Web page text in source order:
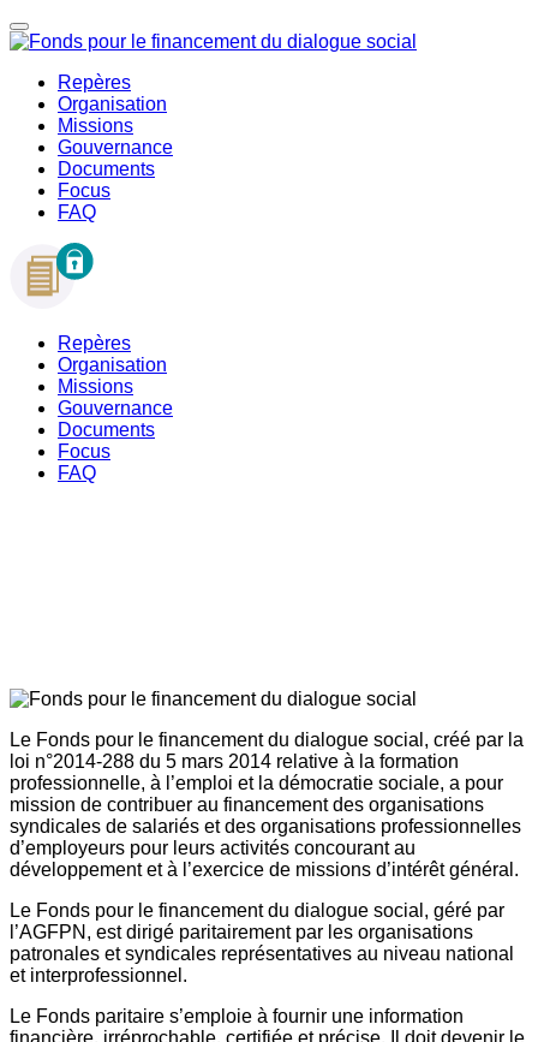
Repères
Organisation
Missions
Gouvernance
Documents
Focus
FAQ
Repères
Organisation
Missions
Gouvernance
Documents
Focus
FAQ
Le Fonds pour le financement du dialogue social, créé par la
loi n°2014-288 du 5 mars 2014 relative à la formation
professionnelle, à l’emploi et la démocratie sociale, a pour
mission de contribuer au financement des organisations
syndicales de salariés et des organisations professionnelles
d’employeurs pour leurs activités concourant au
développement et à l’exercice de missions d’intérêt général.
Le Fonds pour le financement du dialogue social, géré par
l’AGFPN, est dirigé paritairement par les organisations
patronales et syndicales représentatives au niveau national
et interprofessionnel.
Le Fonds paritaire s’emploie à fournir une information
financière, irréprochable, certifiée et précise. Il doit devenir le